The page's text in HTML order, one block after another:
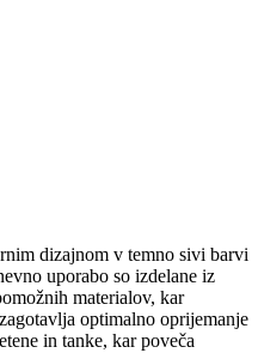
dizajnom v temno sivi barvi
uporabo so izdelane iz
materialov, kar
optimalno oprijemanje
in tanke, kar poveča